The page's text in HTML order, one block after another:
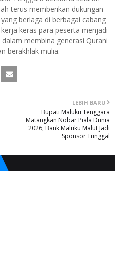
terus memberikan dukungan
berlaga di berbagai cabang
keras para peserta menjadi
membina generasi Qurani
berakhlak mulia.
LEBIH BARU
Bupati Maluku Tenggara
Matangkan Nobar Piala Dunia
2026, Bank Maluku Malut Jadi
Sponsor Tunggal